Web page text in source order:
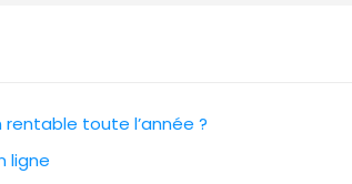
toute l’année ?
ligne